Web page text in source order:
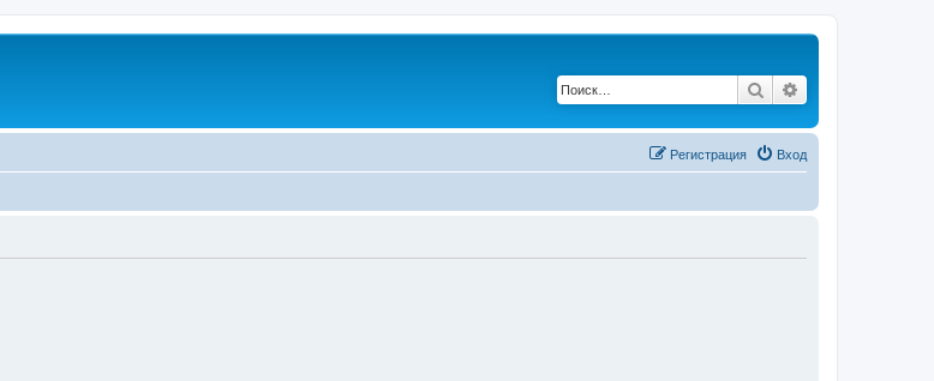
Поиск
Вход
Регистрация